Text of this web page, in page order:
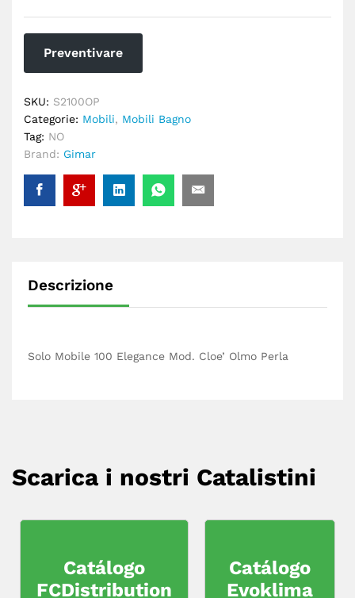
Preventivare
SKU: S2100OP
Categorie: Mobili, Mobili Bagno
Tag: NO
Brand: Gimar
Descrizione
Solo Mobile 100 Elegance Mod. Cloe’ Olmo Perla
Scarica i nostri Catalistini
Catálogo
FCDistribution
Catálogo
Evoklima